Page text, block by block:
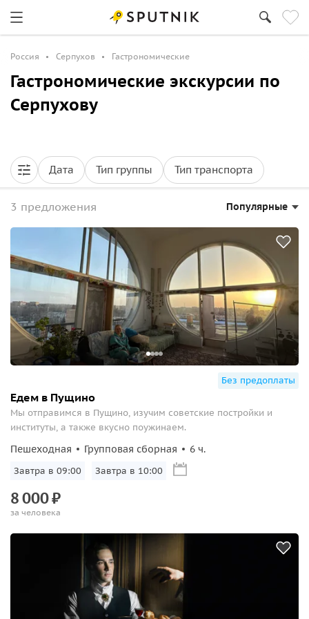
Россия Серпухов Гастрономические
Гастрономические экскурсии по
Серпухову
Дата Тип группы Тип транспорта
3 предложения Популярные
Без предоплаты
Едем в Пущино
Мы отправимся в Пущино, изучим советские постройки и
институты, а также вкусно поужинаем.
Пешеходная Групповая сборная 6 ч.
Завтра в 09:00 Завтра в 10:00
8000₽
за человека